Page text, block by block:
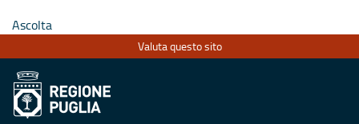
Ascolta
Valuta questo sito